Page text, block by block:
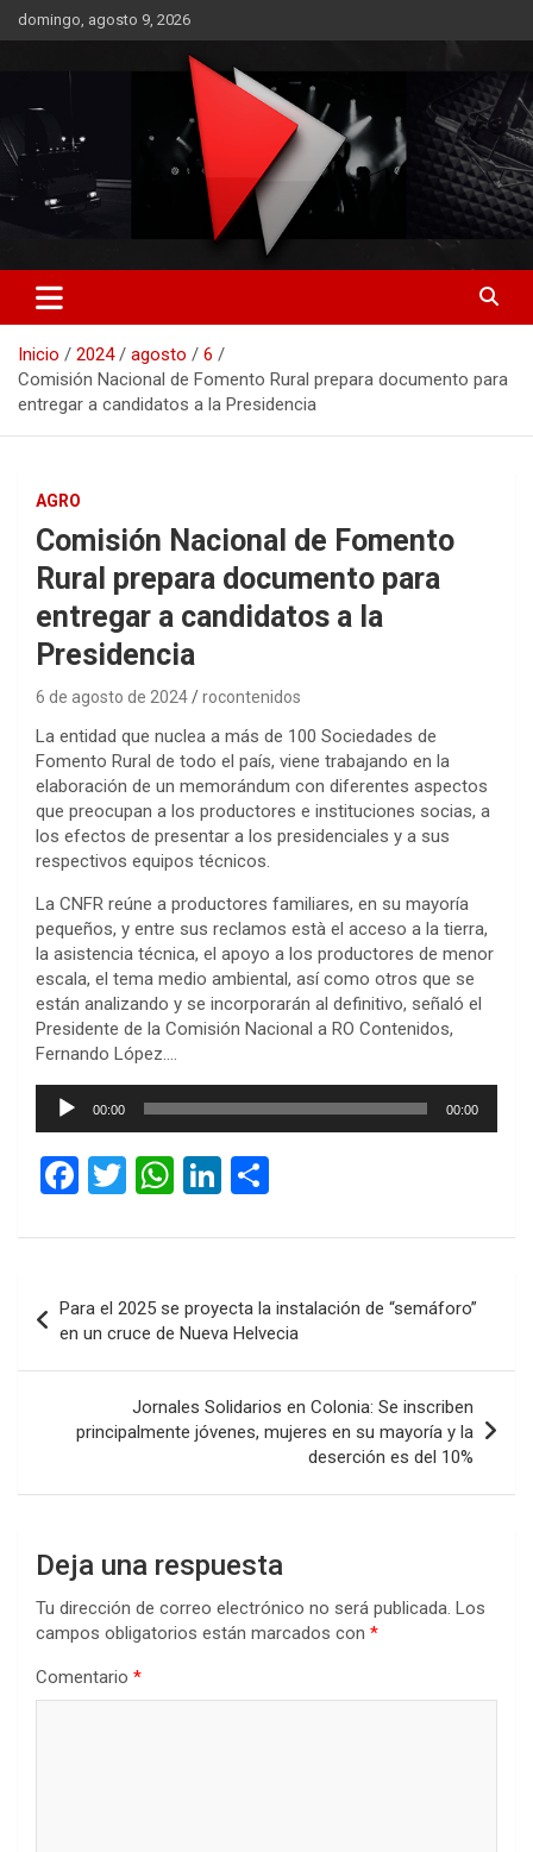
Saltar
al
domingo, agosto 9, 2026
RO CONTENIDOS
Inicio 2024 agosto
6
Comisión Nacional de Fomento Rural prepara documento para
entregar a candidatos a la Presidencia
AGRO
Comisión Nacional de Fomento
Rural prepara documento para
entregar a candidatos a la
Presidencia
6 de agosto de 2024 rocontenidos
La entidad que nuclea a más de 100 Sociedades de
Fomento Rural de todo el país, viene trabajando en la
elaboración de un memorándum con diferentes aspectos
que preocupan a los productores e instituciones socias, a
los efectos de presentar a los presidenciales y a sus
respectivos equipos técnicos.
La CNFR reúne a productores familiares, en su mayoría
pequeños, y entre sus reclamos està el acceso a la tierra,
la asistencia técnica, el apoyo a los productores de menor
escala, el tema medio ambiental, así como otros que se
están analizando y se incorporarán al definitivo, señaló el
Presidente de la Comisión Nacional a RO Contenidos,
Fernando López….
Reproductor
00:00 00:00
F
ce
o
o
T
tt
W
at
A
p
p
Li
ke
n
m
ar
tir
de
entradas
Para el 2025 se proyecta la instalación de “semáforo”
en un cruce de Nueva Helvecia
Jornales Solidarios en Colonia: Se inscriben
principalmente jóvenes, mujeres en su mayoría y la
deserción es del 10%
Deja una respuesta
Tu dirección de correo electrónico no será publicada. Los
campos obligatorios están marcados con *
Comentario *